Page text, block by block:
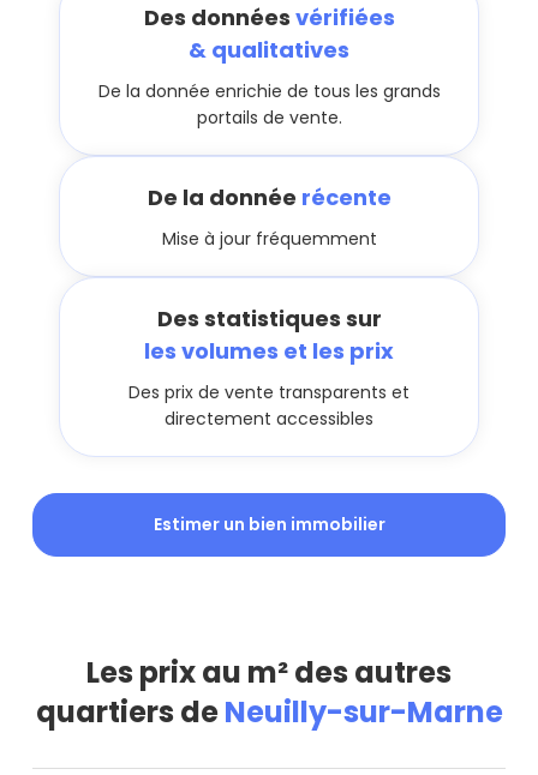
Des données vérifiées
& qualitatives
De la donnée enrichie de tous les grands
portails de vente.
De la donnée récente
Mise à jour fréquemment
Des statistiques sur
les volumes et les prix
Des prix de vente transparents et
directement accessibles
Estimer un bien immobilier
Les prix au m² des autres
quartiers deNeuilly-sur-Marne